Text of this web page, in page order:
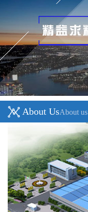
About UsAbout us